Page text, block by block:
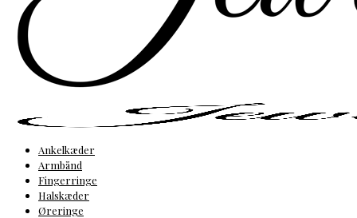
Ankelkæder
Armbånd
Fingerringe
Halskæder
Øreringe